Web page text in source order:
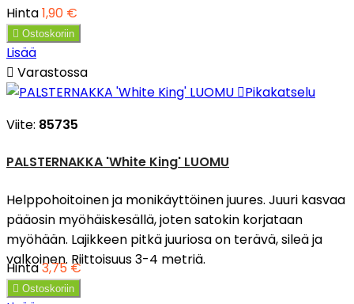
Hinta1,90 €
 Ostoskoriin
Lisää
 Varastossa
Pikakatselu
Viite: 85735
PALSTERNAKKA 'White King' LUOMU
Helppohoitoinen ja monikäyttöinen juures. Juuri kasvaa
pääosin myöhäiskesällä, joten satokin korjataan
myöhään. Lajikkeen pitkä juuriosa on terävä, sileä ja
valkoinen. Riittoisuus 3-4 metriä.
Hinta3,75 €
 Ostoskoriin